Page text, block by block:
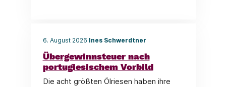
6. August 2026 Ines Schwerdtner
Übergewinnsteuer nach
portugiesischem Vorbild
Die acht größten Ölriesen haben ihre